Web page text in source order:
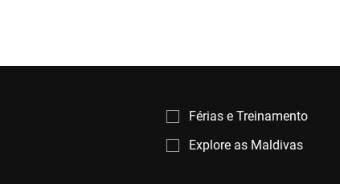
Férias e Treinamento
Explore as Maldivas